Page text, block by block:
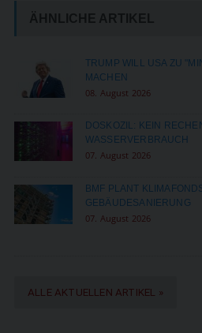
ÄHNLICHE ARTIKEL
TRUMP WILL USA ZU
MACHEN
08. August 2026
DOSKOZIL: KEIN
WASSERVERBRAUCH
07. August 2026
BMF PLANT
GEBÄUDESANIERUNG
07. August 2026
ALLE AKTUELLEN ARTIKEL »